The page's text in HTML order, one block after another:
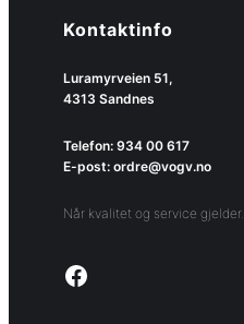
Kontaktinfo
Luramyrveien 51,
4313 Sandnes
Telefon: 934 00 617
E-post: ordre@vogv.no
Når kvalitet og service gjelder.
Link to facebook page